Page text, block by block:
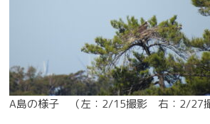
A島の様子 （左：2/15撮影 右：2/27撮